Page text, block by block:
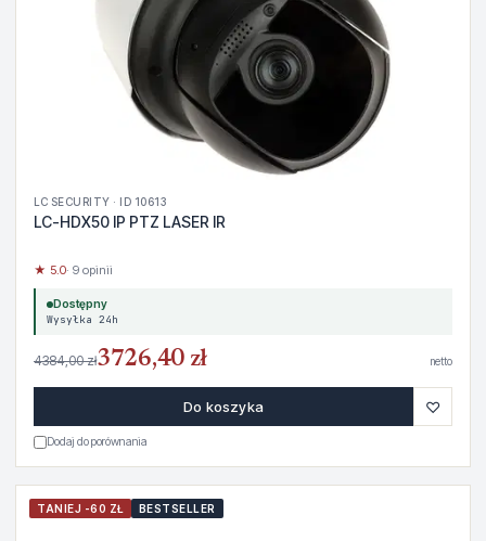
LC SECURITY · ID 10613
LC-HDX50 IP PTZ LASER IR
★ 5.0· 9 opinii
Dostępny
Wysyłka 24h
4384,00 zł3726,40 zł netto
Do koszyka ♡
Dodaj do porównania
TANIEJ -60 ZŁ BESTSELLER